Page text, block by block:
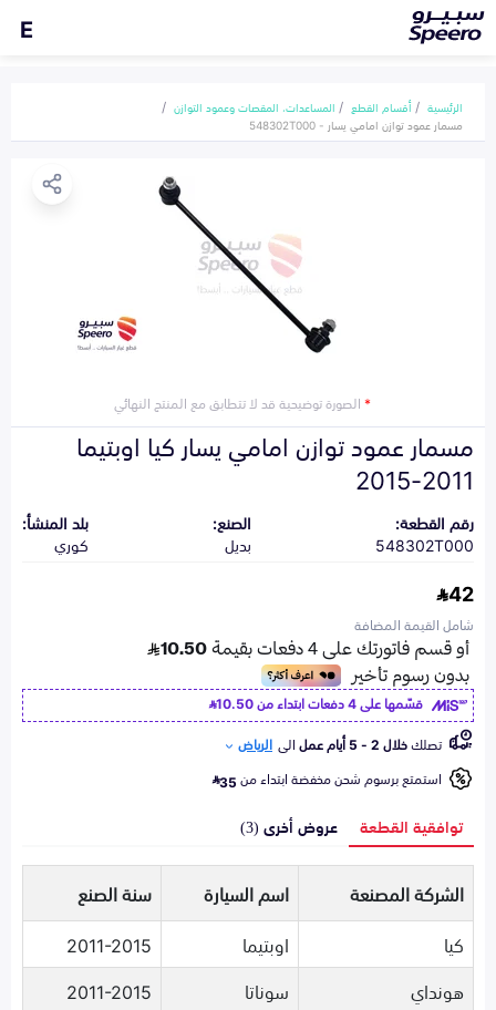
E
الرئيسية أقسام القطع
المساعدات، المقصات وعمود التوازن
مسمار عمود توازن امامي يسار - 548302T000
*الصورة توضيحية قد لا تتطابق مع المنتج النهائي
مسمار عمود توازن امامي يسار كيا اوبتيما
2011-2015
رقم القطعة:
548302T000
الصنع:
بديل
بلد المنشأ:
كوري
42
شامل القيمة المضافة
قسّمها على 4 دفعات ابتداء من
10.50
تصلكخلال 2 - 5 أيام عمل الى الرياض
استمتع برسوم شحن مخفضة ابتداء من35
توافقية القطعة عروض أخرى (3)
الشركة المصنعة اسم السيارة
سنة الصنع
كيا
اوبتيما
2011-2015
هونداي
سوناتا
2011-2015